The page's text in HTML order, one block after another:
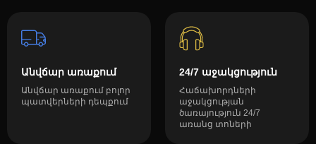
Անվճար առաքում
Անվճար առաքում բոլոր
պատվերների դեպքում
24/7 աջակցություն
Հաճախորդների
աջակցության
ծառայություն 24/7
առանց տոների